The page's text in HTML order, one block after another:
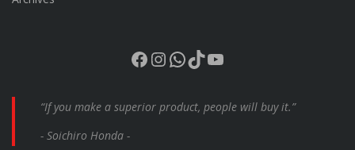
Facebook
Instagram
WhatsApp
TikTok
YouTube
“If you make a superior product, people will buy it.”
- Soichiro Honda -